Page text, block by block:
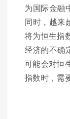
为国际金融
同时，越来
将为恒生指
经济的不确
可能会对恒
指数时，需